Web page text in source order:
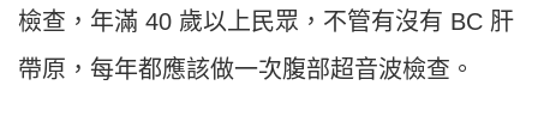
檢查，年滿 40 歲以上民眾，不管有沒有 BC 肝
帶原，每年都應該做一次腹部超音波檢查。